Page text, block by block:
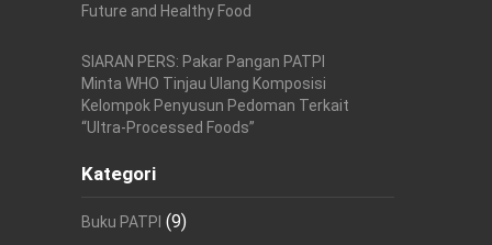
Future and Healthy Food
SIARAN PERS: Pakar Pangan PATPI
Minta WHO Tinjau Ulang Komposisi
Kelompok Penyusun Pedoman Terkait
“Ultra-Processed Foods”
Kategori
Buku PATPI (9)